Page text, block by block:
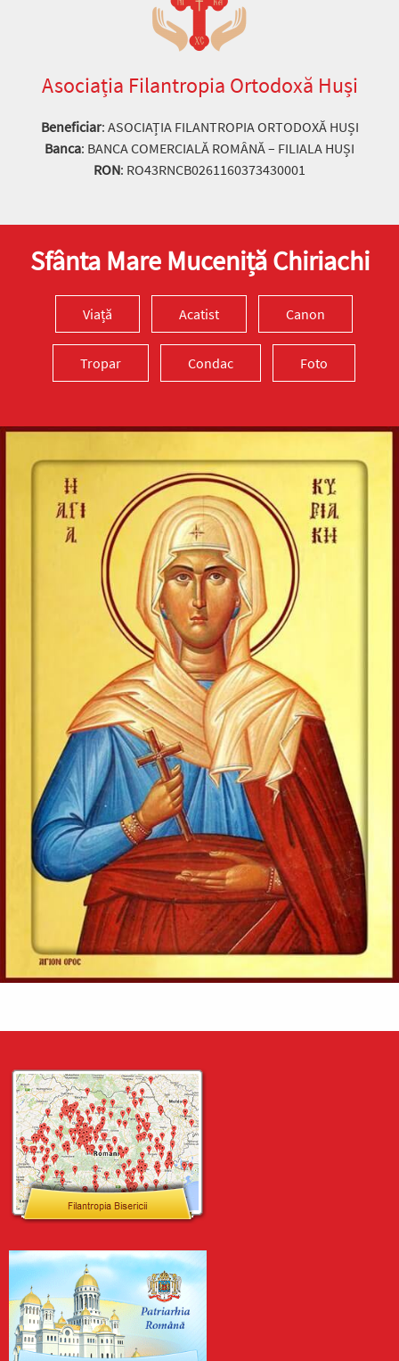
Asociația Filantropia Ortodoxă Huși
Beneficiar: ASOCIAȚIA FILANTROPIA ORTODOXĂ HUȘI
Banca: BANCA COMERCIALĂ ROMÂNĂ – FILIALA HUȘI
RON: RO43RNCB0261160373430001
Sfânta Mare Muceniță Chiriachi
Viață Acatist Canon
Tropar Condac Foto